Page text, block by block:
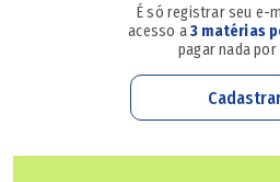
A carreta carregada de areia
Luziânia. Em uma curva, ela
invadiu a pista contrária",
É só registrar seu e-
acesso a3 matérias
pagar nada